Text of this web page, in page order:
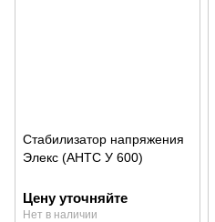
Стабилизатор напряжения
Элекс (АНТС У 600)
Цену уточняйте
Нет в наличии